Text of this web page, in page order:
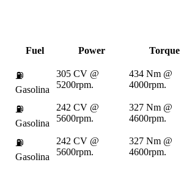
Fuel Power Torque
⛽
Gasolina
305 CV @
5200rpm.
434 Nm @
4000rpm.
⛽
Gasolina
242 CV @
5600rpm.
327 Nm @
4600rpm.
⛽
Gasolina
242 CV @
5600rpm.
327 Nm @
4600rpm.